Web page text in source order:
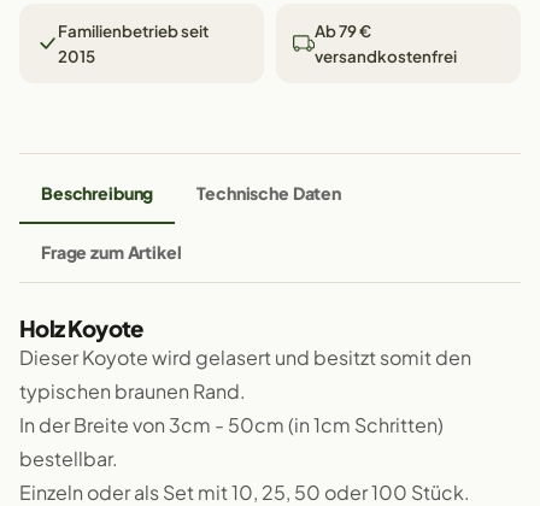
Familienbetrieb seit
2015
Ab 79 €
versandkostenfrei
Beschreibung Technische Daten
Frage zum Artikel
Holz Koyote
Dieser Koyote wird gelasert und besitzt somit den
typischen braunen Rand.
In der Breite von 3cm - 50cm (in 1cm Schritten)
bestellbar.
Einzeln oder als Set mit 10, 25, 50 oder 100 Stück.